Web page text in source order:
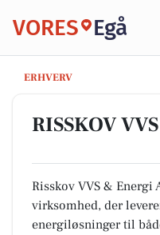
VORES Egå
ERHVERV
RISSKOV VVS & ENERGI A/
RISSKOV
Risskov VVS & Energi
virksomhed, der
energiløsninger til